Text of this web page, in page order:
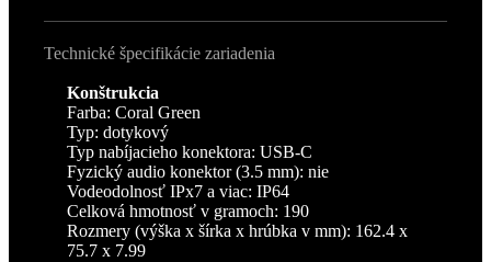
Technické špecifikácie zariadenia
Konštrukcia
Farba: Coral Green
Typ: dotykový
Typ nabíjacieho konektora: USB-C
Fyzický audio konektor (3.5 mm): nie
Vodeodolnosť IPx7 a viac: IP64
Celková hmotnosť v gramoch: 190
Rozmery (výška x šírka x hrúbka v mm): 162.4 x
75.7 x 7.99